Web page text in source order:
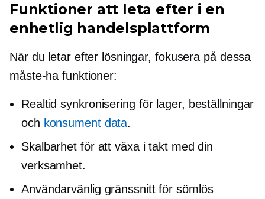
Funktioner att leta efter i en
enhetlig handelsplattform
När du letar efter lösningar, fokusera på dessa
måste-ha funktioner:
Realtid synkronisering för lager, beställningar
och konsument data.
Skalbarhet för att växa i takt med din
verksamhet.
Användarvänlig gränssnitt för sömlös